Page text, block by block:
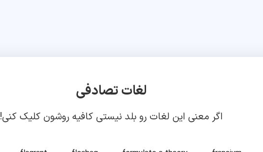
لغات تصادفی
اگر معنی این لغات رو بلد نیستی کافیه روشون کلیک کنی!